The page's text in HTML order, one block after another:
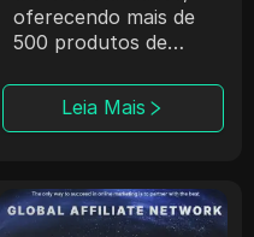
oferecendo mais de
500 produtos de
parcerias sólidas.
Leia Mais
ClickDealer